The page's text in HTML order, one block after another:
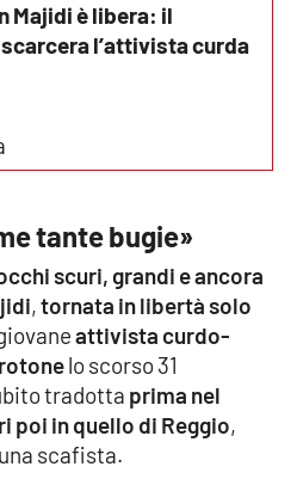
Grippo
Majidi è libera: il
l’attivista curda
tante bugie»
scuri, grandi e ancora
,tornata in libertà solo
attivista curdo-
lo scorso 31
tradotta prima nel
poi in quello di Reggio,
scafista.